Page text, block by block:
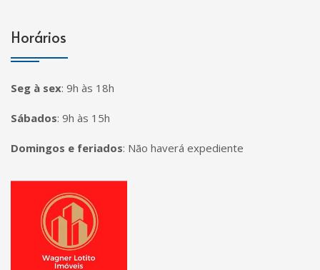
Horários
Seg à sex: 9h às 18h
Sábados: 9h às 15h
Domingos e feriados: Não haverá expediente
Página inicial